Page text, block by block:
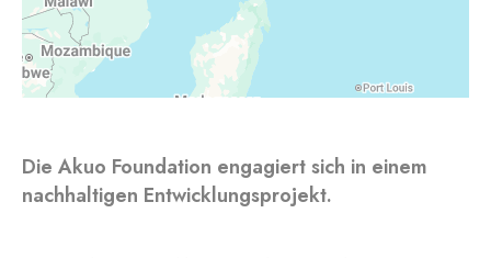
Die Akuo Foundation engagiert sich in einem
nachhaltigen Entwicklungsprojekt.